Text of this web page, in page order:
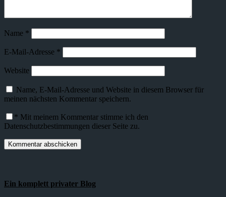
Name *
E-Mail-Adresse *
Website
Name, E-Mail-Adresse und Website in diesem Browser für
meinen nächsten Kommentar speichern.
* Mit meinem Kommentar stimme ich den
Datenschutzbestimmungen dieser Seite zu.
Ein komplett privater Blog